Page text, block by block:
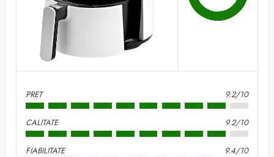
PRET 9.2/10
CALITATE 9.2/10
FIABILITATE 9.4/10